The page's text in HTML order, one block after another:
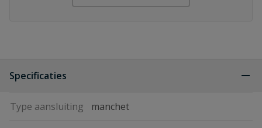
Specificaties
Type aansluiting manchet